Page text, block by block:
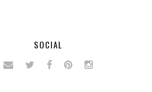
SOCIAL